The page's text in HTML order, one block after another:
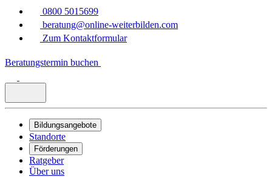
0800 5015699
beratung@online-weiterbilden.com
Zum Kontaktformular
Beratungstermin buchen
Bildungsangebote
Standorte
Förderungen
Ratgeber
Über uns